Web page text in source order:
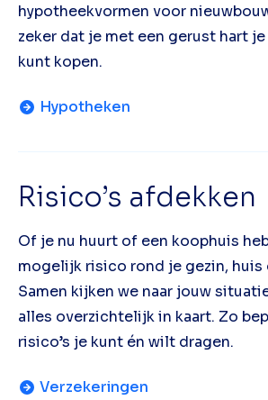
hypotheekvormen voor
zeker dat je met een gerust hart
kunt kopen.
Hypotheken
Risico’s afdekken
Of je nu huurt of een koophuis
mogelijk risico rond je gezin, huis
Samen kijken we naar jouw
alles overzichtelijk in kaart. Zo
risico’s je kunt én wilt dragen.
Verzekeringen